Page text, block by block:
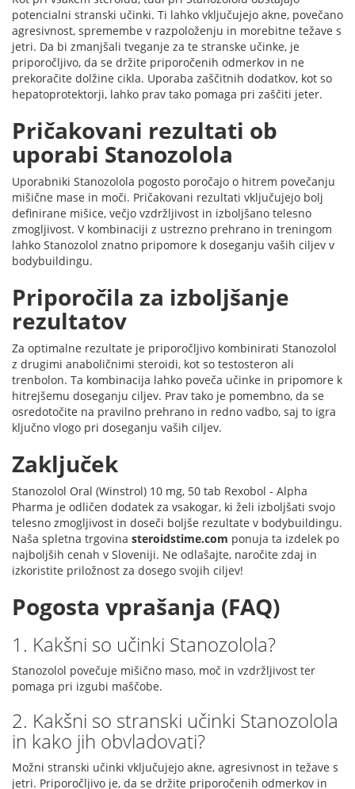
potencialni stranski učinki. Ti lahko vključujejo akne, povečano
agresivnost, spremembe v razpoloženju in morebitne težave s
jetri. Da bi zmanjšali tveganje za te stranske učinke, je
priporočljivo, da se držite priporočenih odmerkov in ne
prekoračite dolžine cikla. Uporaba zaščitnih dodatkov, kot so
hepatoprotektorji, lahko prav tako pomaga pri zaščiti jeter.
Pričakovani rezultati ob
uporabi Stanozolola
Uporabniki Stanozolola pogosto poročajo o hitrem povečanju
mišične mase in moči. Pričakovani rezultati vključujejo bolj
definirane mišice, večjo vzdržljivost in izboljšano telesno
zmogljivost. V kombinaciji z ustrezno prehrano in treningom
lahko Stanozolol znatno pripomore k doseganju vaših ciljev v
bodybuildingu.
Priporočila za izboljšanje
rezultatov
Za optimalne rezultate je priporočljivo kombinirati Stanozolol
z drugimi anaboličnimi steroidi, kot so testosteron ali
trenbolon. Ta kombinacija lahko poveča učinke in pripomore k
hitrejšemu doseganju ciljev. Prav tako je pomembno, da se
osredotočite na pravilno prehrano in redno vadbo, saj to igra
ključno vlogo pri doseganju vaših ciljev.
Zaključek
Stanozolol Oral (Winstrol) 10 mg, 50 tab Rexobol - Alpha
Pharma je odličen dodatek za vsakogar, ki želi izboljšati svojo
telesno zmogljivost in doseči boljše rezultate v bodybuildingu.
Naša spletna trgovina steroidstime.com ponuja ta izdelek po
najboljših cenah v Sloveniji. Ne odlašajte, naročite zdaj in
izkoristite priložnost za dosego svojih ciljev!
Pogosta vprašanja (FAQ)
1. Kakšni so učinki Stanozolola?
Stanozolol povečuje mišično maso, moč in vzdržljivost ter
pomaga pri izgubi maščobe.
2. Kakšni so stranski učinki Stanozolola
in kako jih obvladovati?
Možni stranski učinki vključujejo akne, agresivnost in težave s
jetri. Priporočljivo je, da se držite priporočenih odmerkov in